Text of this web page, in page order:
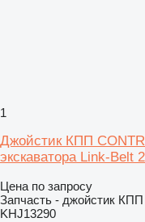
1
Джойстик КПП
экскаватора Link-Belt
Цена по запросу
Запчасть - джойстик КПП
KHJ13290